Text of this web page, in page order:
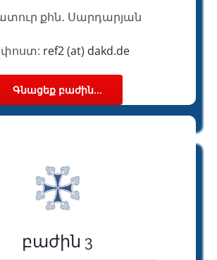
քհն․ Սարդարյան
փոստ: ref2 (at) dakd.de
Գնացեք բաժին...
բաժին 3